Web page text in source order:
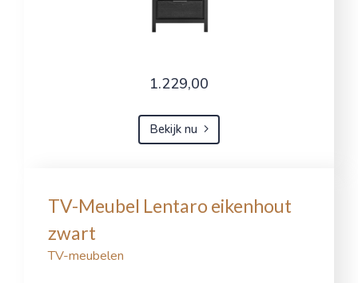
1.229,00
Bekijk nu
TV-Meubel Lentaro eikenhout
zwart
TV-meubelen